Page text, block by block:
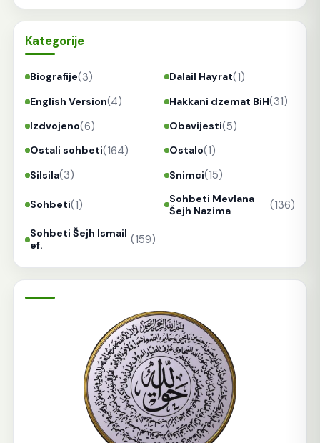
Kategorije
Biografije(3) Dalail Hayrat(1)
English Version(4) Hakkani dzemat BiH(31)
Izdvojeno(6) Obavijesti(5)
Ostali sohbeti(164) Ostalo(1)
Silsila(3) Snimci(15)
Sohbeti(1)
Sohbeti Mevlana
Šejh Nazima
(136)
Sohbeti Šejh Ismail
ef.
(159)